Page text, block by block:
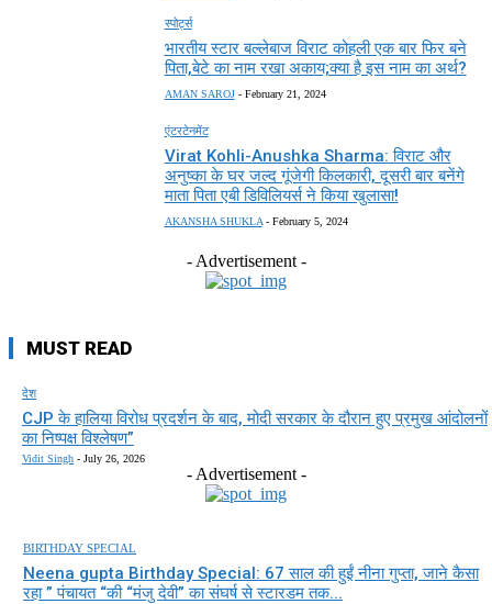
स्पोर्ट्स
भारतीय स्टार बल्लेबाज विराट कोहली एक बार फिर बने
पिता,बेटे का नाम रखा अकाय;क्या है इस नाम का अर्थ?
AMAN SAROJ - February 21, 2024
एंटरटेनमेंट
Virat Kohli-Anushka Sharma: विराट और
अनुष्का के घर जल्द गूंजेगी किलकारी, दूसरी बार बनेंगे
माता पिता एबी डिविलियर्स ने किया खुलासा!
AKANSHA SHUKLA - February 5, 2024
- Advertisement -
MUST READ
देश
CJP के हालिया विरोध प्रदर्शन के बाद, मोदी सरकार के दौरान हुए प्रमुख आंदोलनों
का निष्पक्ष विश्लेषण”
Vidit Singh - July 26, 2026
- Advertisement -
BIRTHDAY SPECIAL
Neena gupta Birthday Special: 67 साल की हुईं नीना गुप्ता, जाने कैसा
रहा ” पंचायत “की “मंजु देवी” का संघर्ष से स्टारडम तक...